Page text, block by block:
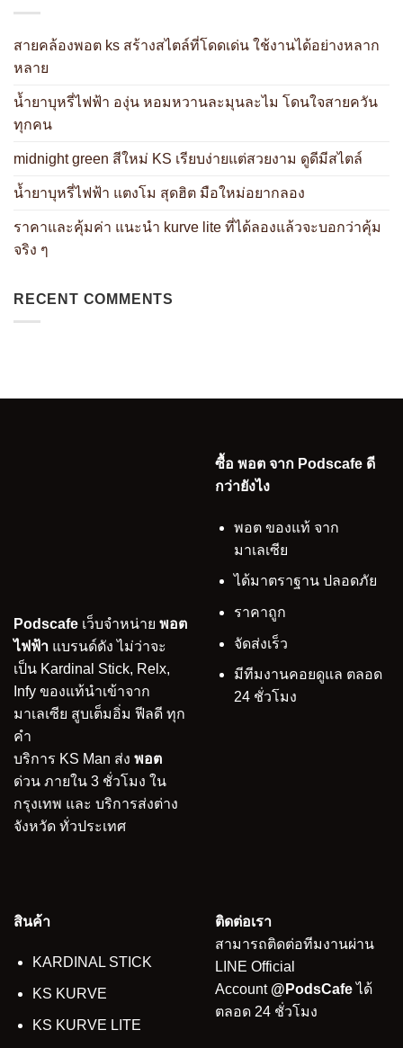
สายคล้องพอต ks สร้างสไตล์ที่โดดเด่น ใช้งานได้อย่างหลาก
หลาย
น้ำยาบุหรี่ไฟฟ้า องุ่น หอมหวานละมุนละไม โดนใจสายควัน
ทุกคน
midnight green สีใหม่ KS เรียบง่ายแต่สวยงาม ดูดีมีสไตล์
น้ำยาบุหรี่ไฟฟ้า แตงโม สุดฮิต มือใหม่อยากลอง
ราคาและคุ้มค่า แนะนำ kurve lite ที่ได้ลองแล้วจะบอกว่าคุ้ม
จริง ๆ
RECENT COMMENTS
Podscafe เว็บจำหน่าย พอต
ไฟฟ้า แบรนด์ดัง ไม่ว่าจะ
เป็น Kardinal Stick, Relx,
Infy ของแท้นำเข้าจาก
มาเลเซีย สูบเต็มอิ่ม ฟีลดี ทุก
คำ
บริการ KS Man ส่ง พอต
ด่วน ภายใน 3 ชั่วโมง ใน
กรุงเทพ และ บริการส่งต่าง
จังหวัด ทั่วประเทศ
ซื้อ พอต จาก Podscafe ดี
กว่ายังไง
พอต ของแท้ จาก
มาเลเซีย
ได้มาตราฐาน ปลอดภัย
ราคาถูก
จัดส่งเร็ว
มีทีมงานคอยดูแล ตลอด
24 ชั่วโมง
สินค้า
KARDINAL STICK
KS KURVE
KS KURVE LITE
ติดต่อเรา
สามารถติดต่อทีมงานผ่าน
LINE Official
Account @PodsCafeได้
ตลอด 24 ชั่วโมง